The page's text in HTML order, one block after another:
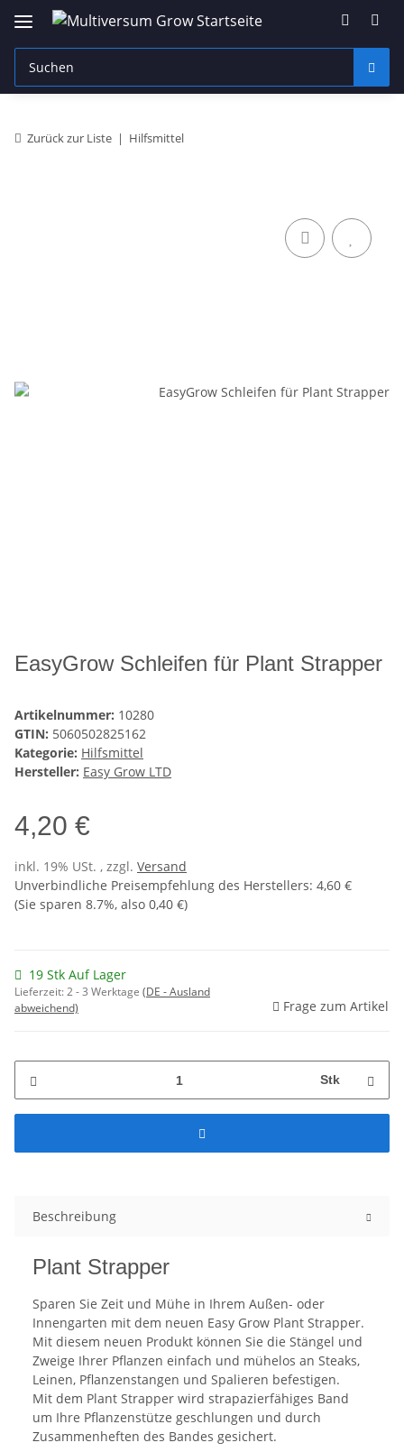
Zurück zur Liste Hilfsmittel
EasyGrow Schleifen für Plant Strapper
Artikelnummer: 10280
GTIN: 5060502825162
Kategorie: Hilfsmittel
Hersteller: Easy Grow LTD
4,20 €
inkl. 19% USt. , zzgl. Versand
Unverbindliche Preisempfehlung des Herstellers: 4,60 €
(Sie sparen 8.7%, also 0,40 €)
19 Stk Auf Lager
Lieferzeit:2 - 3 Werktage (DE - Ausland
abweichend)
Frage zum Artikel
Stk
Beschreibung
Plant Strapper
Sparen Sie Zeit und Mühe in Ihrem Außen- oder
Innengarten mit dem neuen Easy Grow Plant Strapper.
Mit diesem neuen Produkt können Sie die Stängel und
Zweige Ihrer Pflanzen einfach und mühelos an Steaks,
Leinen, Pflanzenstangen und Spalieren befestigen.
Mit dem Plant Strapper wird strapazierfähiges Band
um Ihre Pflanzenstütze geschlungen und durch
Zusammenheften des Bandes gesichert.